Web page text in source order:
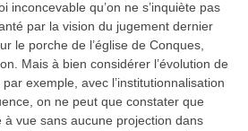
inconcevable qu’on ne s’inquiète pas
par la vision du jugement dernier
le porche de l’église de Conques,
Mais à bien considérer l’évolution de
exemple, avec l’institutionnalisation
on ne peut que constater que
à vue sans aucune projection dans